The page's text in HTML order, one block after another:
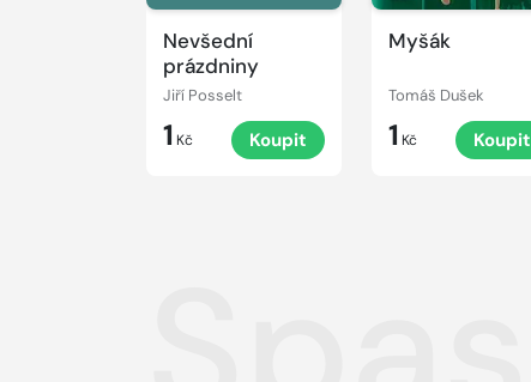
Nevšední
prázdniny
Jiří Posselt
1 Kč Koupit
Myšák
Tomáš Dušek
1 Kč Koupit